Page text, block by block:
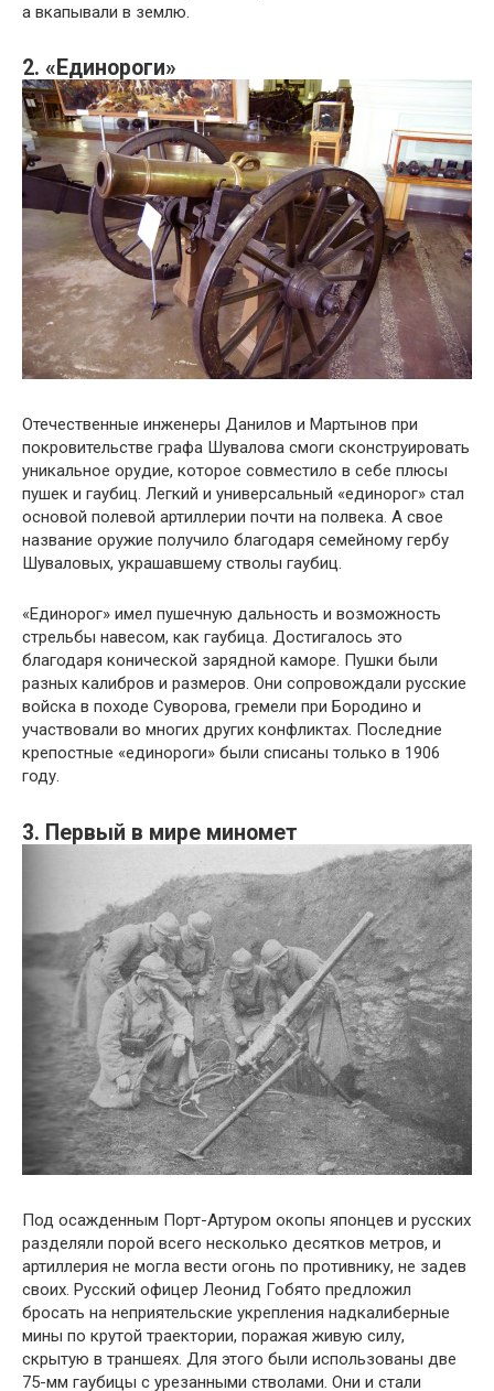
а вкапывали в землю.
2. «Единороги»
Отечественные инженеры Данилов и Мартынов при
покровительстве графа Шувалова смоги сконструировать
уникальное орудие, которое совместило в себе плюсы
пушек и гаубиц. Легкий и универсальный «единорог» стал
основой полевой артиллерии почти на полвека. А свое
название оружие получило благодаря семейному гербу
Шуваловых, украшавшему стволы гаубиц.
«Единорог» имел пушечную дальность и возможность
стрельбы навесом, как гаубица. Достигалось это
благодаря конической зарядной каморе. Пушки были
разных калибров и размеров. Они сопровождали русские
войска в походе Суворова, гремели при Бородино и
участвовали во многих других конфликтах. Последние
крепостные «единороги» были списаны только в 1906
году.
3. Первый в мире миномет
Под осажденным Порт-Артуром окопы японцев и русских
разделяли порой всего несколько десятков метров, и
артиллерия не могла вести огонь по противнику, не задев
своих. Русский офицер Леонид Гобято предложил
бросать на неприятельские укрепления надкалиберные
мины по крутой траектории, поражая живую силу,
скрытую в траншеях. Для этого были использованы две
75-мм гаубицы с урезанными стволами. Они и стали